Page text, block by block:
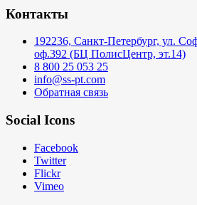
Контакты
192236, Санкт-Петербург, ул.
оф.392 (БЦ ПолисЦентр, эт.14)
8 800 25 053 25
info@ss-pt.com
Обратная связь
Social Icons
Facebook
Twitter
Flickr
Vimeo